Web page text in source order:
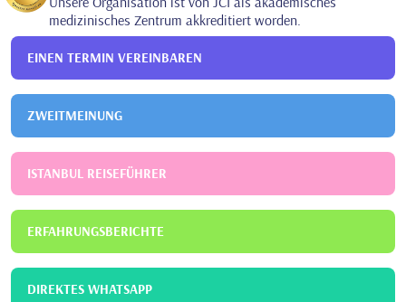
medizinisches Zentrum akkreditiert worden.
EINEN TERMIN VEREINBAREN
ZWEITMEINUNG
ISTANBUL REISEFÜHRER
ERFAHRUNGSBERICHTE
DIREKTES WHATSAPP